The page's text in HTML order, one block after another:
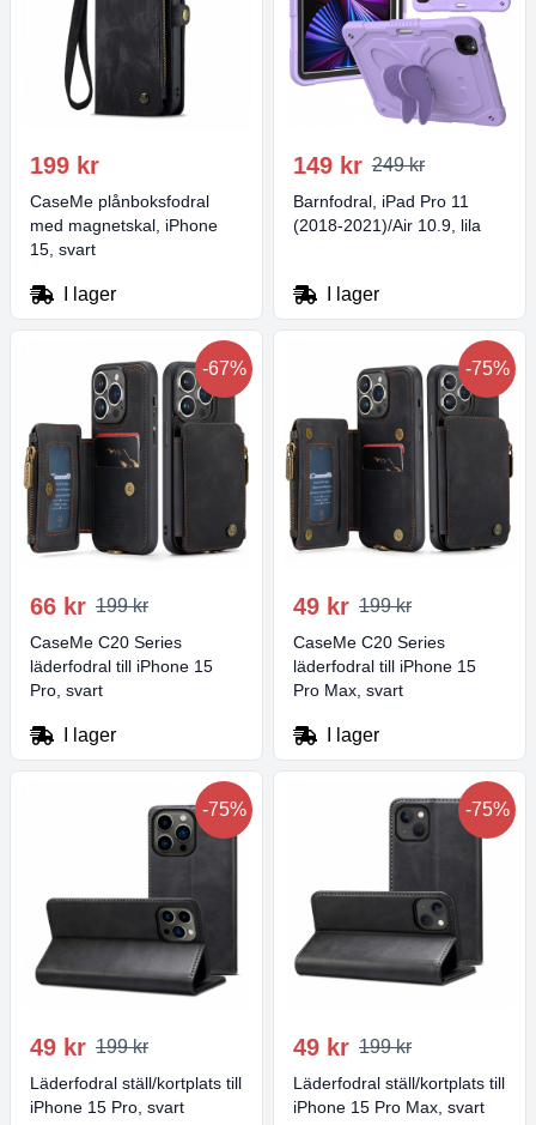
199 kr
CaseMe plånboksfodral
med magnetskal, iPhone
15, svart
I lager
149 kr 249 kr
Barnfodral, iPad Pro 11
(2018-2021)/Air 10.9, lila
I lager
-67%
66 kr 199 kr
CaseMe C20 Series
läderfodral till iPhone 15
Pro, svart
I lager
-75%
49 kr 199 kr
CaseMe C20 Series
läderfodral till iPhone 15
Pro Max, svart
I lager
-75%
49 kr 199 kr
Läderfodral ställ/kortplats till
iPhone 15 Pro, svart
-75%
49 kr 199 kr
Läderfodral ställ/kortplats till
iPhone 15 Pro Max, svart